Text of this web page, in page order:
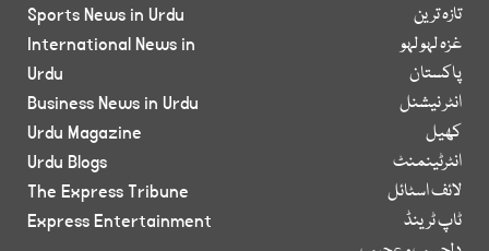
تازہ ترین
غزہ لہو لہو
پاکستان
انٹر نیشنل
کھیل
انٹرٹینمنٹ
لائف اسٹائل
ٹاپ ٹرینڈ
Sports News in Urdu
International News in
Urdu
Business News in Urdu
Urdu Magazine
Urdu Blogs
The Express Tribune
Express Entertainment